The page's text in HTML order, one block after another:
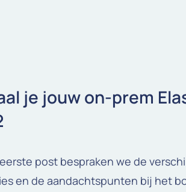
je jouw on-prem
post bespraken we de
en de aandachtspunten bij het